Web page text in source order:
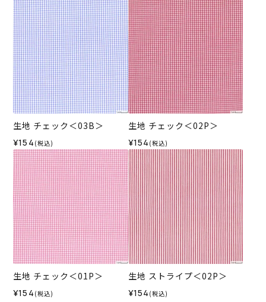
生地 チェック＜03B＞
¥154 (税込)
生地 チェック＜02P＞
¥154 (税込)
生地 チェック＜01P＞
¥154 (税込)
生地 ストライプ＜02P＞
¥154 (税込)